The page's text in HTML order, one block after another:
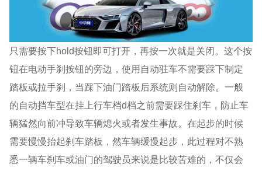
只需要按下hold按钮即可打开，再按一次就是关闭。这个按
钮在电动手刹按钮的旁边，使用自动驻车不需要踩下制定
踏板或拉手刹，当踩下油门踏板后系统则自动解除。一般
的自动挡车型在挂上行车档d档之前需要踩住刹车，防止车
辆猛然向前冲导致车辆熄火或者发生事故。在起步的时候
需要慢慢抬起刹车踏板，然车辆缓慢起步，此过程对不熟
悉一辆车刹车或油门的驾驶员来说是比较苦难的，不仅会